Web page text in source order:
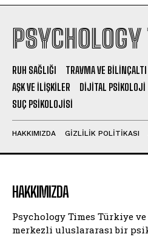
RUH SAĞLIĞI TRAVMA VE BILINÇALTI
AŞK VE İLIŞKILER
DIJITAL PSIKOLOJI
SUÇ PSIKOLOJISI
HAKKIMIZDA GIZLILIK POLITIKASI
HAKKIMIZDA
Psychology Times Türkiye
merkezli uluslararası bir